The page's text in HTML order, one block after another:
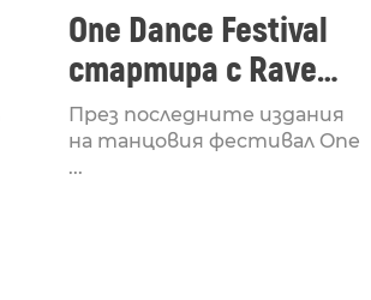
One Dance Festival
стартира с Rave
Lucid, посветен на
рейв културата
През последните издания
на танцовия фестивал One
...